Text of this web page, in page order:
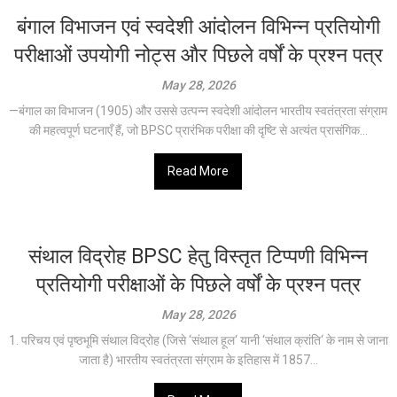
बंगाल विभाजन एवं स्वदेशी आंदोलन विभिन्न प्रतियोगी
परीक्षाओं उपयोगी नोट्स और पिछले वर्षों के प्रश्न पत्र
May 28, 2026
—बंगाल का विभाजन (1905) और उससे उत्पन्न स्वदेशी आंदोलन भारतीय स्वतंत्रता संग्राम
की महत्वपूर्ण घटनाएँ हैं, जो BPSC प्रारंभिक परीक्षा की दृष्टि से अत्यंत प्रासंगिक...
Read More
संथाल विद्रोह BPSC हेतु विस्तृत टिप्पणी विभिन्न
प्रतियोगी परीक्षाओं के पिछले वर्षों के प्रश्न पत्र
May 28, 2026
1. परिचय एवं पृष्ठभूमि संथाल विद्रोह (जिसे ‘संथाल हूल‘ यानी ‘संथाल क्रांति‘ के नाम से जाना
जाता है) भारतीय स्वतंत्रता संग्राम के इतिहास में 1857...